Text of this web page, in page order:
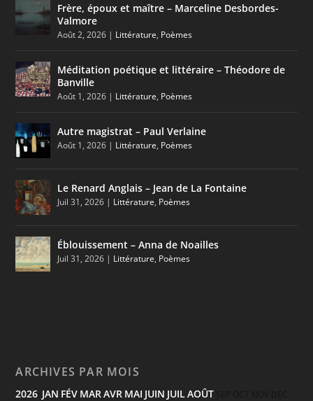
Frère, époux et maître – Marceline Desbordes-
Valmore
Août 2, 2026 | Littérature, Poèmes
Méditation poétique et littéraire – Théodore de
Banville
Août 1, 2026 | Littérature, Poèmes
Autre magistrat – Paul Verlaine
Août 1, 2026 | Littérature, Poèmes
Le Renard Anglais – Jean de La Fontaine
Juil 31, 2026 | Littérature, Poèmes
Éblouissement – Anna de Noailles
Juil 31, 2026 | Littérature, Poèmes
ARCHIVES PAR MOIS
2026 JAN FÉV MAR AVR MAI JUIN JUIL AOÛT